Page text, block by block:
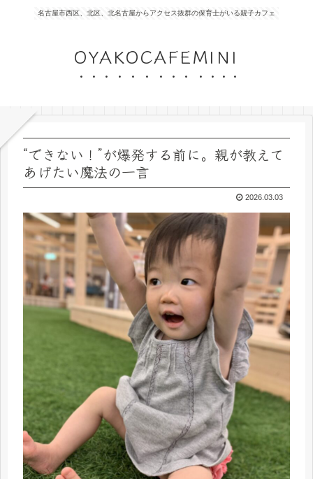
名古屋市西区、北区、北名古屋からアクセス抜群の保育士がいる親子カフェ
OYAKOCAFEMINI
“できない！”が爆発する前に。親が教えて
あげたい魔法の一言
2026.03.03